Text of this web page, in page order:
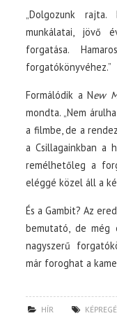
„Dolgozunk
munkálatai, jövő
forgatása.
forgatókönyvéhez.”
Formálódik a New
mondta. „Nem
a filmbe, de a
a Csillagainkban a
remélhetőleg a
eléggé közel áll a
És a Gambit? Az
bemutató, de még
nagyszerű
már foroghat a
HÍR